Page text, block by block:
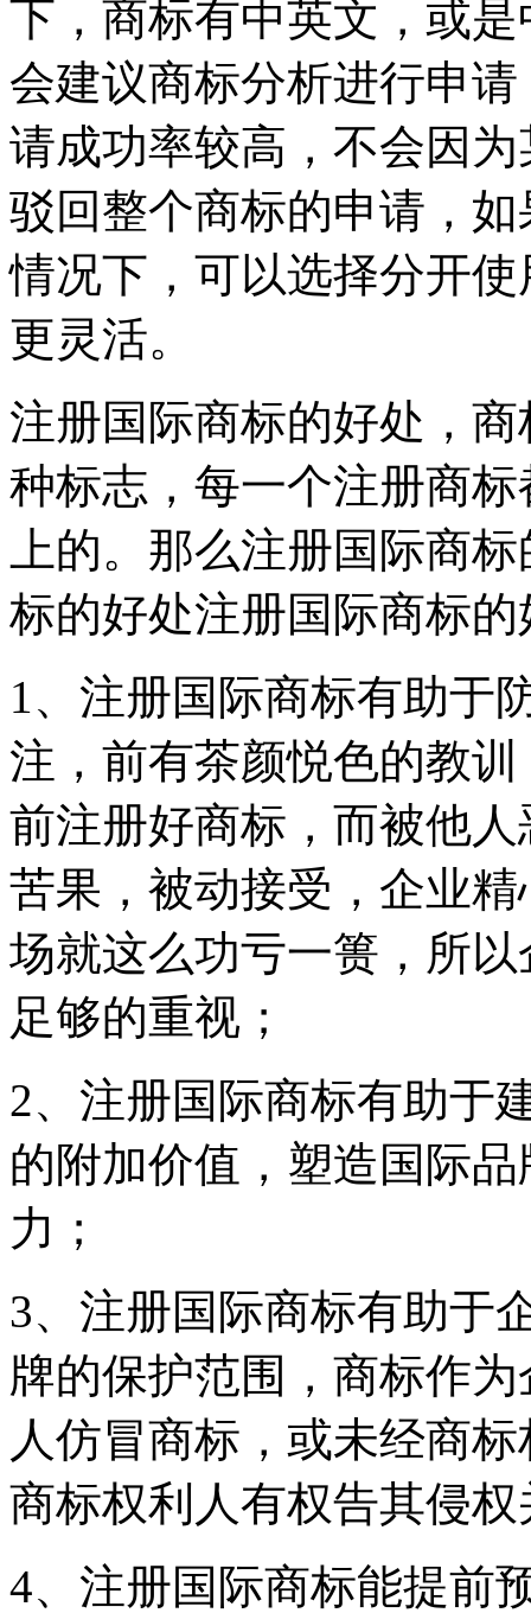
下，商标有中英文，或
会建议商标分析进行申
请成功率较高，不会因
驳回整个商标的申请，
情况下，可以选择分开
更灵活。
注册国际商标的好处，
种标志，每一个注册商
上的。那么注册国际商
标的好处注册国际商标
1、注册国际商标有助于
注，前有茶颜悦色的教
前注册好商标，而被他
苦果，被动接受，企业
场就这么功亏一篑，所
足够的重视；
2、注册国际商标有助于
的附加价值，塑造国际
力；
3、注册国际商标有助于
牌的保护范围，商标作
人仿冒商标，或未经商
商标权利人有权告其侵
4、注册国际商标能提前